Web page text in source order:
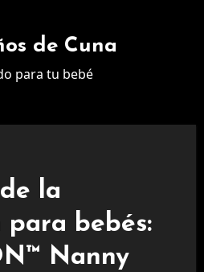
de Cuna
para tu bebé
la
para bebés:
Nanny